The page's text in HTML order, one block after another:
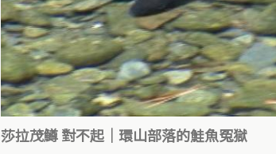
莎拉茂鱒 對不起｜環山部落的鮭魚冤獄